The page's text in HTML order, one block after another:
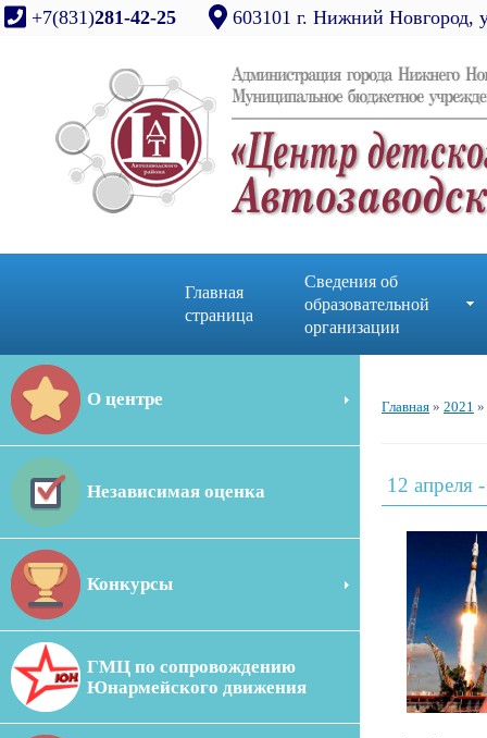
+7(831)281-42-25 603101 г. Нижний Новгород,
Главная
страница
Сведения об
образовательной
организации
О центре
Независимая оценка
Конкурсы
ГМЦ по сопровождению
Юнармейского движения
Главная » 2021 »
12 апреля